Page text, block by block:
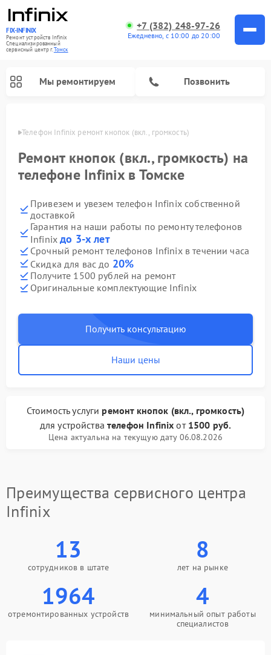
FIX-INFINIX
Ремонт устройств Infinix
Специализированный
cервисный центр г.Томск
+7 (382) 248-97-26
Ежедневно, с 10:00 до 20:00
Мы ремонтируем Позвонить
Телефон Infinix ремонт кнопок (вкл., громкость)
Ремонт кнопок (вкл., громкость) на
телефоне Infinix в Томске
Привезем и увезем телефон Infinix собственной
доставкой
Гарантия на наши работы по ремонту телефонов
Infinixдо 3-х лет
Срочный ремонт телефонов Infinix в течении часа
Скидка для вас до 20%
Получите 1500 рублей на ремонт
Оригинальные комплектующие Infinix
Получить консультацию
Наши цены
Стоимость услуги ремонт кнопок (вкл., громкость)
для устройствателефон Infinix от 1500 руб.
Цена актуальна на текущую дату 06.08.2026
Преимущества сервисного центра
Infinix
13
сотрудников в штате
8
лет на рынке
1964
отремонтированных устройств
4
минимальный опыт работы
специалистов